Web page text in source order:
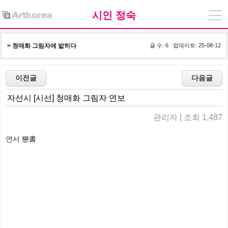
시인 정숙
글 수: 6 업데이트: 25-08-12
> 청매화 그림자에 밟히다
자선시 [시선] 청매화 그림자 연보
관리자 | 조회 1,487
연서 戀書